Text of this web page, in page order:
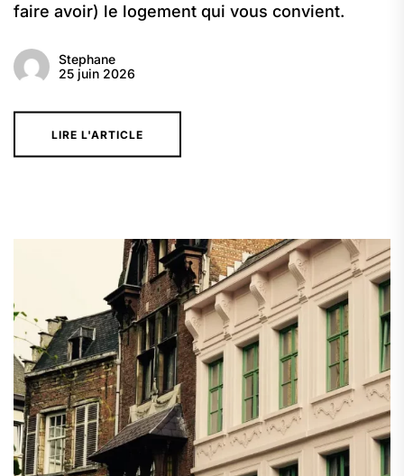
faire avoir) le logement qui vous convient.
Stephane
25 juin 2026
LIRE L'ARTICLE